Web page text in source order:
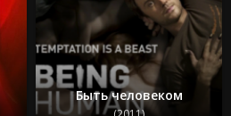
Быть человеком